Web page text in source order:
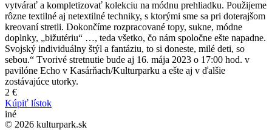
vytvárať a kompletizovať kolekciu na módnu prehliadku. Použijeme
rôzne textilné aj netextilné techniky, s ktorými sme sa pri doterajšom
kreovaní stretli. Dokončíme rozpracované topy, sukne, módne
doplnky, „bižutériu“ …, teda všetko, čo nám spoločne ešte napadne.
Svojský individuálny štýl a fantáziu, to si doneste, milé deti, so
sebou.“ Tvorivé stretnutie bude aj 16. mája 2023 o 17:00 hod. v
pavilóne Echo v Kasárňach/Kulturparku a ešte aj v ďalšie
zostávajúce utorky.
2 €
Kúpiť lístok
iné
© 2026 kulturpark.sk